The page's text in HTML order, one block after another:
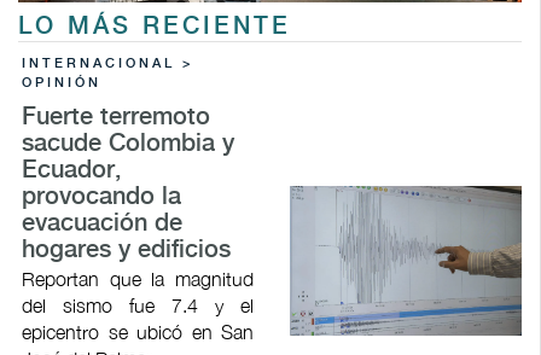
LO MÁS RECIENTE
INTERNACIONAL >
OPINIÓN
Fuerte terremoto
sacude Colombia y
Ecuador,
provocando la
evacuación de
hogares y edificios
Reportan que la magnitud
del sismo fue 7.4 y el
epicentro se ubicó en San